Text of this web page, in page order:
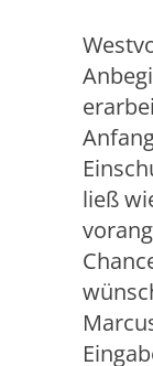
ließ